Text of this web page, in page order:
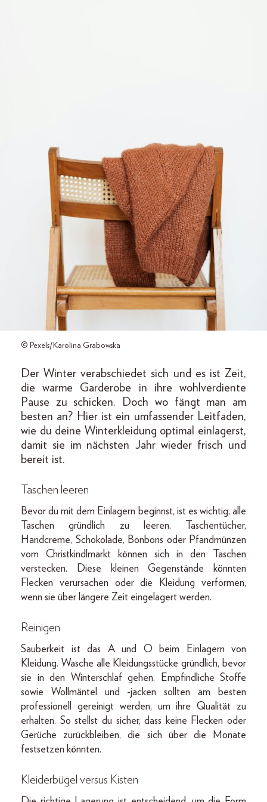
© Pexels/Karolina Grabowska
Der Winter verabschiedet sich und es ist Zeit,
die warme Garderobe in ihre wohlverdiente
Pause zu schicken. Doch wo fängt man am
besten an? Hier ist ein umfassender Leitfaden,
wie du deine Winterkleidung optimal einlagerst,
damit sie im nächsten Jahr wieder frisch und
bereit ist.
Taschen leeren
Bevor du mit dem Einlagern beginnst, ist es wichtig, alle
Taschen gründlich zu leeren. Taschentücher,
Handcreme, Schokolade, Bonbons oder Pfandmünzen
vom Christkindlmarkt können sich in den Taschen
verstecken. Diese kleinen Gegenstände könnten
Flecken verursachen oder die Kleidung verformen,
wenn sie über längere Zeit eingelagert werden.
Reinigen
Sauberkeit ist das A und O beim Einlagern von
Kleidung. Wasche alle Kleidungsstücke gründlich, bevor
sie in den Winterschlaf gehen. Empfindliche Stoffe
sowie Wollmäntel und -jacken sollten am besten
professionell gereinigt werden, um ihre Qualität zu
erhalten. So stellst du sicher, dass keine Flecken oder
Gerüche zurückbleiben, die sich über die Monate
festsetzen könnten.
Kleiderbügel versus Kisten